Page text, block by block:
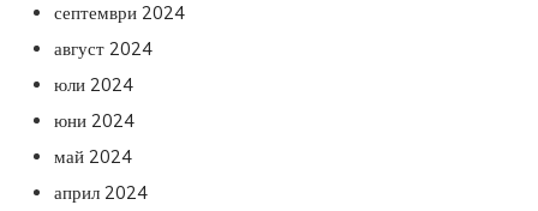
септември 2024
август 2024
юли 2024
юни 2024
май 2024
април 2024